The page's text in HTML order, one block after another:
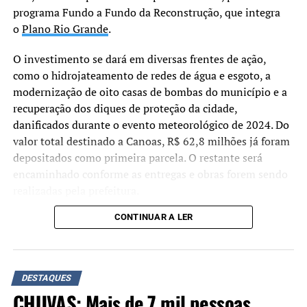
provas suficientes para condenar o ex-presidente e seus
aliados.
Demais condenações
Braga Netto: 26 anos– Seguindo o voto do relator
Alexandre de Moraes, a maioria da Primeira Turma do
STF determinou pena de 26 anos, inicialmente em
reclusão, para o general Walter Braga Netto.
Anderson Torres: 24 anos –
Anderson Torres.
Almir Garnier: 24 anos –Seguindo voto do relator
Alexandre de Moraes, a maioria da Primeira Turma
Garnier, ex-comandante da Marinha. Foi determinado 21
anos e 6 meses de reclusão e 2 anos e 6 meses de
programa Fundo a Fundo da Reconstrução, que integra
oPlano Rio Grande.
O investimento se dará em diversas frentes de ação,
como o hidrojateamento de redes de água e esgoto, a
modernização de oito casas de bombas do município e a
recuperação dos diques de proteção da cidade,
danificados durante o evento meteorológico de 2024. Do
valor total destinado a Canoas, R$ 62,8 milhões já foram
depositados como primeira parcela. O restante será
encaminhado conforme as entregas e obras forem sendo
“Não estamos apenas
assinando um convênio,
mas efetivamente
depositando os recursos.
CONTINUAR A LER
DESTAQUES